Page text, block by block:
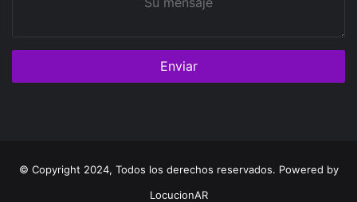
© Copyright 2024, Todos los derechos reservados. Powered by
LocucionAR